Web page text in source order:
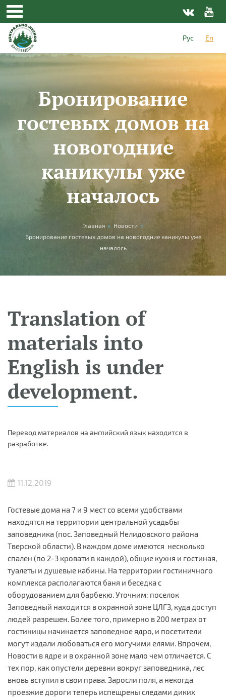
Skip to main content
Рус
En
Бронирование
гостевых домов на
новогодние
каникулы уже
началось
You are here
Главная » Новости »
Бронирование гостевых домов на новогодние каникулы уже
началось
Translation of
materials into
English is under
development.
Перевод материалов на английский язык находится в
разработке.
11.12.2019
Гостевые дома на 7 и 9 мест со всеми удобствами
находятся на территории центральной усадьбы
заповедника (пос. Заповедный Нелидовского района
Тверской области). В каждом доме имеются несколько
спален (по 2-3 кровати в каждой), общие кухня и гостиная,
туалеты и душевые кабины. На территории гостиничного
комплекса располагаются баня и беседка с
оборудованием для барбекю. Уточним: поселок
Заповедный находится в охранной зоне ЦЛГЗ, куда доступ
людей разрешен. Более того, примерно в 200 метрах от
гостиницы начинается заповедное ядро, и посетители
могут издали любоваться его могучими елями. Впрочем,
Новости в ядре и в охранной зоне мало чем отличается. С
тех пор, как опустели деревни вокруг заповедника, лес
вновь вступил в свои права. Заросли поля, а некогда
проезжие дороги теперь испещрены следами диких